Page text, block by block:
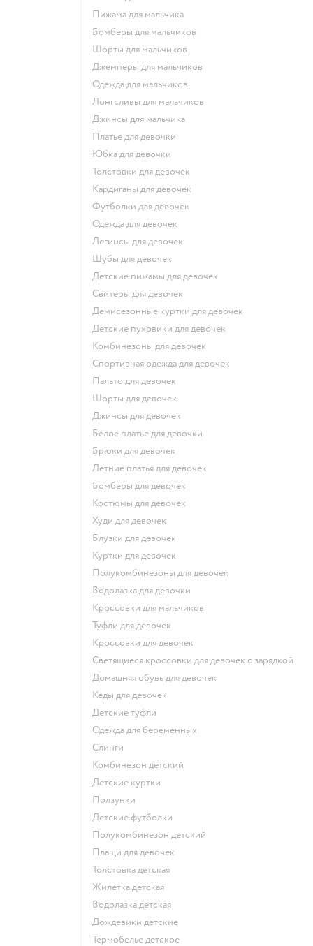
Пижама для мальчика
Бомберы для мальчиков
Шорты для мальчиков
Джемперы для мальчиков
Одежда для мальчиков
Лонгсливы для мальчиков
Джинсы для мальчика
Платье для девочки
Юбка для девочки
Толстовки для девочек
Кардиганы для девочек
Футболки для девочек
Одежда для девочек
Легинсы для девочек
Шубы для девочек
Детские пижамы для девочек
Свитеры для девочек
Демисезонные куртки для девочек
Детские пуховики для девочек
Комбинезоны для девочек
Спортивная одежда для девочек
Пальто для девочек
Шорты для девочек
Джинсы для девочек
Белое платье для девочки
Брюки для девочек
Летние платья для девочек
Бомберы для девочек
Костюмы для девочек
Худи для девочек
Блузки для девочек
Куртки для девочек
Полукомбинезоны для девочек
Водолазка для девочки
Кроссовки для мальчиков
Туфли для девочек
Кроссовки для девочек
Светящиеся кроссовки для девочек с зарядкой
Домашняя обувь для девочек
Кеды для девочек
Детские туфли
Одежда для беременных
Слинги
Комбинезон детский
Детские куртки
Ползунки
Детские футболки
Полукомбинезон детский
Плащи для девочек
Толстовка детская
Жилетка детская
Водолазка детская
Дождевики детские
Термобелье детское